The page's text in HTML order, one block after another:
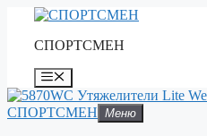
Перейти
содержимому
СПОРТСМЕН
Меню
СПОРТСМЕН Меню